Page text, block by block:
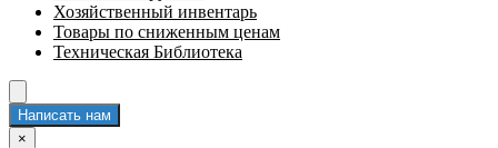
Хозяйственный инвентарь
Товары по сниженным ценам
Техническая Библиотека
Написать нам
×